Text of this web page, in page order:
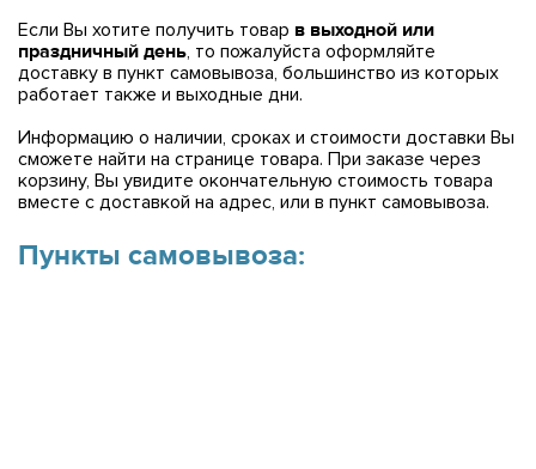
Если Вы хотите получить товар в выходной или
праздничный день, то пожалуйста оформляйте
доставку в пункт самовывоза, большинство из которых
работает также и выходные дни.
Информацию о наличии, сроках и стоимости доставки Вы
сможете найти на странице товара. При заказе через
корзину, Вы увидите окончательную стоимость товара
вместе с доставкой на адрес, или в пункт самовывоза.
Пункты самовывоза: